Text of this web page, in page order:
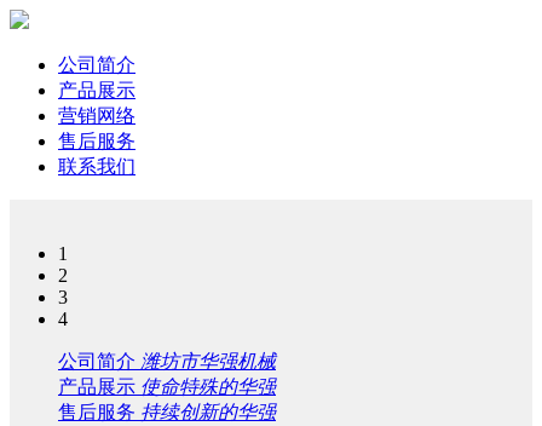
公司简介
产品展示
营销网络
售后服务
联系我们
1
2
3
4
公司简介 潍坊市华强机械
产品展示 使命特殊的华强
售后服务 持续创新的华强